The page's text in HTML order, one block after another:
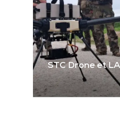
STC Drone et